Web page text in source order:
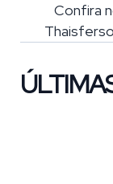
Confira